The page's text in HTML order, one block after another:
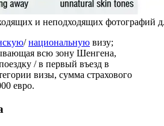
и неподходящих фотографий
/национальную визу;
всю зону Шенгена,
/ в первый въезд в
визы, сумма страхового
евро.